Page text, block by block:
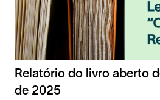
Relatório do livro aberto
de 2025